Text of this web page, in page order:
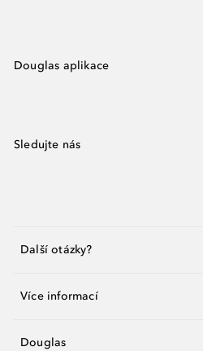
Douglas aplikace
Sledujte nás
Další otázky?
Více informací
Douglas